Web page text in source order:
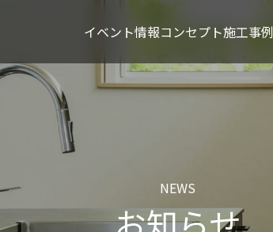
イベント情報コンセプト施工事例
NEWS
お知らせ